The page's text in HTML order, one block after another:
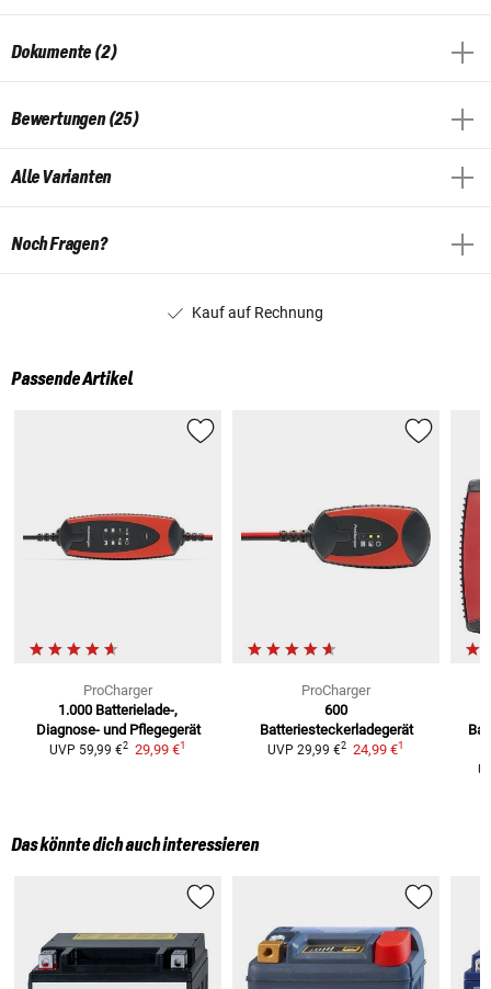
Dokumente (2)
Bewertungen (25)
Alle Varianten
Noch Fragen?
Kauf auf Rechnung
Passende Artikel
ProCharger
1.000 Batterielade-,
Diagnose- und Pflegegerät
UVP 59,99 €2 29,99 €1
ProCharger
600
Batteriesteckerladegerät
UVP 29,99 €2 24,99 €1
Das könnte dich auch interessieren